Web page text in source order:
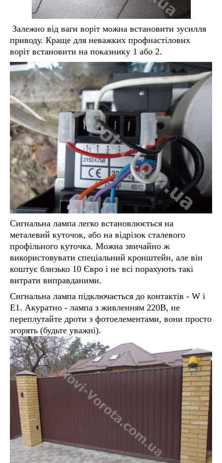
Залежно від ваги воріт можна встановити зусилля
приводу. Краще для неважких профнастілових
воріт встановити на показнику 1 або 2.
Сигнальна лампа легко встановлюється на
металевий куточок, або на відрізок сталевого
профільного куточка. Можна звичайно ж
використовувати спеціальний кронштейн, але він
коштує близько 10 Євро і не всі порахують такі
витрати виправданими.
Сигнальна лампа підключається до контактів - W і
Е1. Акуратно - лампа з живленням 220В, не
переплутайте дроти з фотоелементами, вони просто
згорять (будьте уважні).